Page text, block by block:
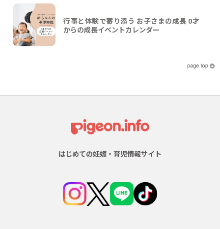
行事と体験で寄り添う お子さまの成長 0才
からの成長イベントカレンダー
はじめての妊娠・育児情報サイト